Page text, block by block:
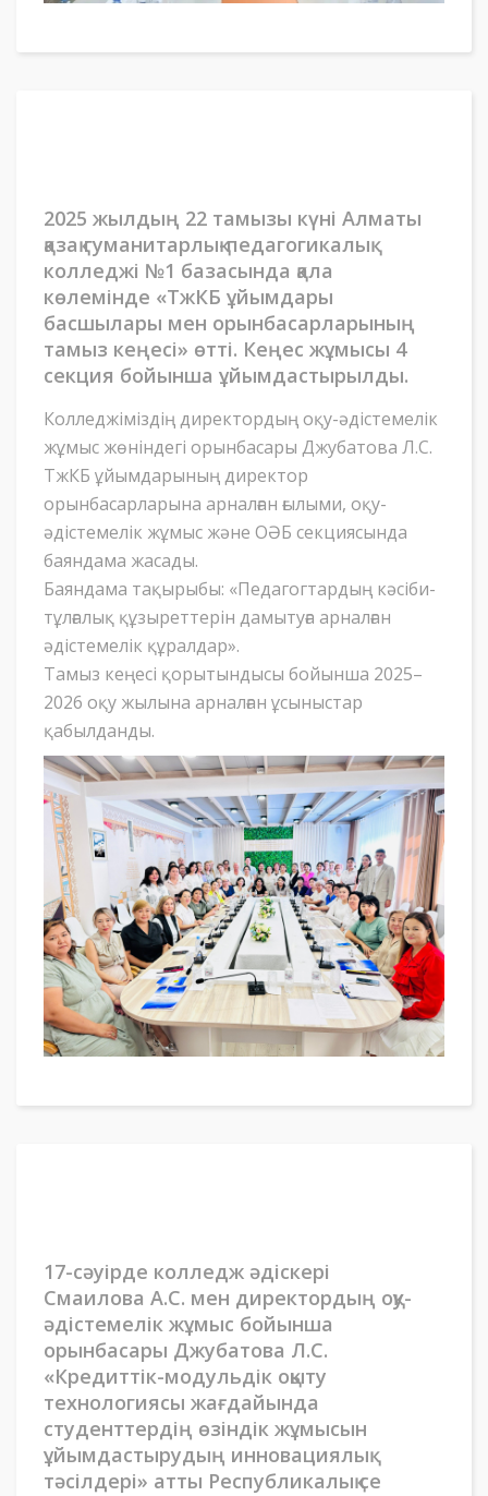
2025 жылдың 22 тамызы күні Алматы
қазақ гуманитарлық-педагогикалық
колледжі №1 базасында қала
көлемінде «ТжКБ ұйымдары
басшылары мен орынбасарларының
тамыз кеңесі» өтті. Кеңес жұмысы 4
секция бойынша ұйымдастырылды.
Колледжіміздің директордың оқу-әдістемелік
жұмыс жөніндегі орынбасары Джубатова Л.С.
ТжКБ ұйымдарының директор
орынбасарларына арналған ғылыми, оқу-
әдістемелік жұмыс және ОӘБ секциясында
баяндама жасады.
Баяндама тақырыбы: «Педагогтардың кәсіби-
тұлғалық құзыреттерін дамытуға арналған
әдістемелік құралдар».
Тамыз кеңесі қорытындысы бойынша 2025–
2026 оқу жылына арналған ұсыныстар
қабылданды.
17-сәуірде колледж әдіскері
Смаилова А.С. мен директордың оқу-
әдістемелік жұмыс бойынша
орынбасары Джубатова Л.С.
«Кредиттік-модульдік оқыту
технологиясы жағдайында
студенттердің өзіндік жұмысын
ұйымдастырудың инновациялық
тәсілдері» атты Республикалық се